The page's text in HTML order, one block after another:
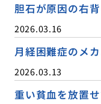
胆石が原因の右
2026.03.16
月経困難症のメ
2026.03.13
重い貧血を放置